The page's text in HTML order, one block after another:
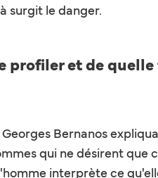
surgit le danger.
profiler et de
Bernanos
qui ne désirent
interprète ce